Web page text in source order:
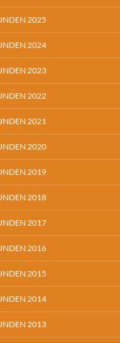
2025
2024
2023
2022
2021
2020
2019
2018
2017
2016
2015
2014
2013